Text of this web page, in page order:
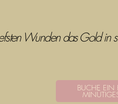
Wunden das Gold in
BUCHE EIN